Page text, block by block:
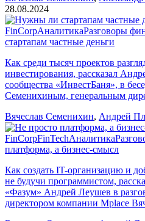
28.08.2024
FinCorpАналитикаРазговоры
стартапам частные деньги
Как среди тысяч проектов
инвестирования, рассказал
сообщества «ИнвестБаня», в
Семенихиным, генеральным
Вячеслав Семенихин, Андрей
FinCorpFinTechАналитика
платформа, а бизнес-смысл
Как создать IT-организацию и
не будучи программистом,
«Фазум» Андрей Леушев в
директором компании Mplace